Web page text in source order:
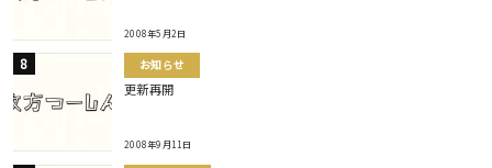
2008年5月2日
お知らせ
更新再開
2008年9月11日